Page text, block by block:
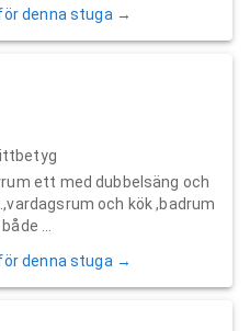
denna stuga →
ett med dubbelsäng och
och kök ,badrum
...
denna stuga →